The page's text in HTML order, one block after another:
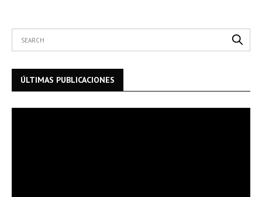
ÚLTIMAS PUBLICACIONES